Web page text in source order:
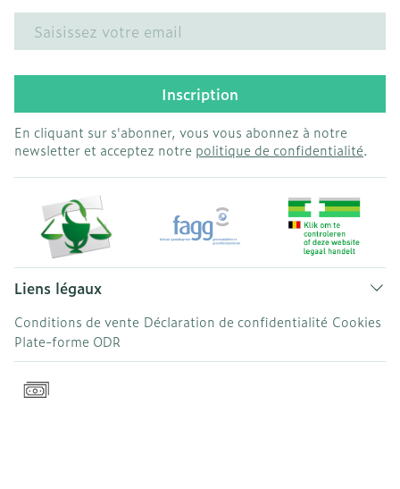
Adresse mail
Inscription
En cliquant sur s'abonner, vous vous abonnez à notre
newsletter et acceptez notre politique de confidentialité.
Liens légaux
Conditions de vente Déclaration de confidentialité Cookies
Plate-forme ODR